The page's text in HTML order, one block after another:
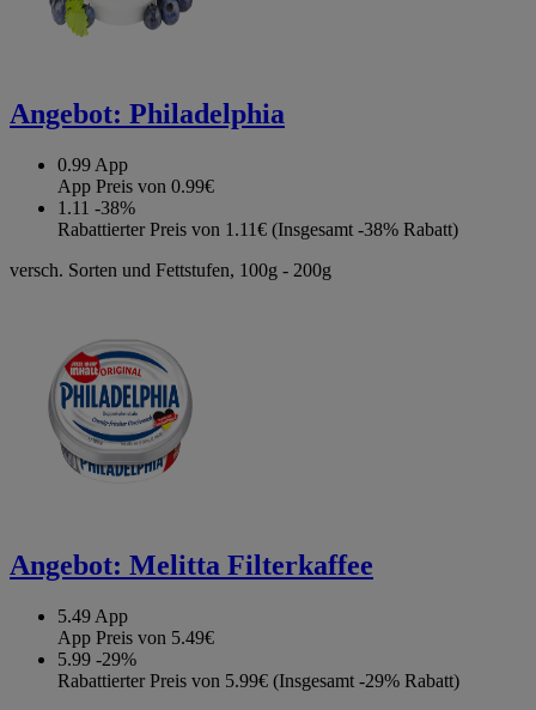
Angebot: Philadelphia
0.99 App
App Preis von 0.99€
1.11 -38%
Rabattierter Preis von 1.11€ (Insgesamt -38% Rabatt)
versch. Sorten und Fettstufen, 100g - 200g
Angebot: Melitta Filterkaffee
5.49 App
App Preis von 5.49€
5.99 -29%
Rabattierter Preis von 5.99€ (Insgesamt -29% Rabatt)